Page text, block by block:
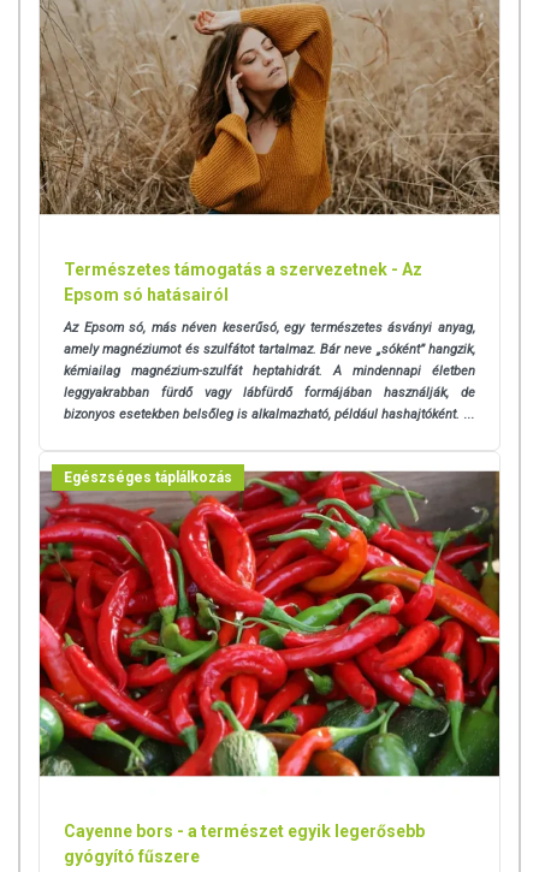
Természetes támogatás a szervezetnek - Az
Epsom só hatásairól
Az Epsom só, más néven keserűsó, egy természetes ásványi anyag,
amely magnéziumot és szulfátot tartalmaz. Bár neve „sóként” hangzik,
kémiailag magnézium-szulfát heptahidrát. A mindennapi életben
leggyakrabban fürdő vagy lábfürdő formájában használják, de
bizonyos esetekben belsőleg is alkalmazható, például hashajtóként.
Egészséges táplálkozás
Cayenne bors - a természet egyik legerősebb
gyógyító fűszere